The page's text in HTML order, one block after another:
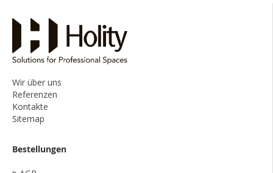
Wir über uns
Referenzen
Kontakte
Sitemap
Bestellungen